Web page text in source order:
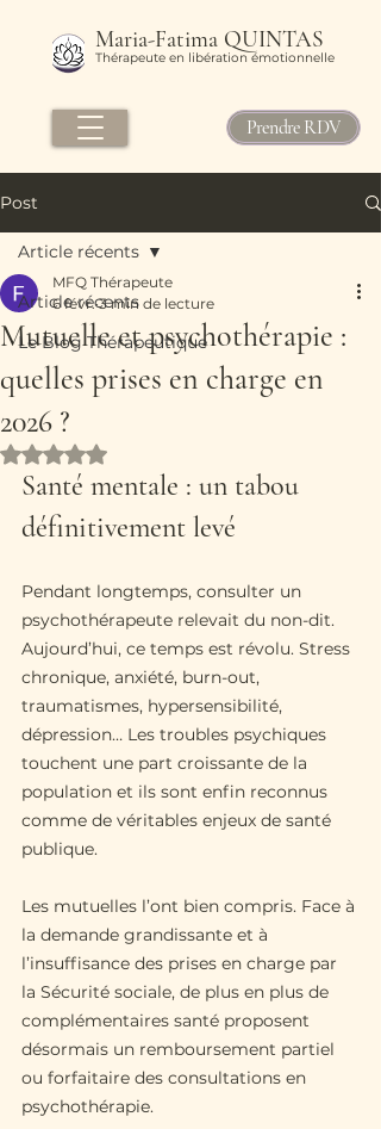
Maria-Fatima QUINTAS
Thérapeute en libération émotionnelle
Prendre RDV
Post
Article récents
Le Blog Thérapeutique
Article récents
Mutuelle et psychothérapie :
quelles prises en charge en
2026 ?
MFQ Thérapeute
6 févr. 3 min de lecture
Noté NaN étoiles sur 5.
Santé mentale : un tabou
définitivement levé
Pendant longtemps, consulter un
psychothérapeute relevait du non-dit.
Aujourd’hui, ce temps est révolu. Stress
chronique, anxiété, burn-out,
traumatismes, hypersensibilité,
dépression… Les troubles psychiques
touchent une part croissante de la
population et ils sont enfin reconnus
comme de véritables enjeux de santé
publique.
Les mutuelles l’ont bien compris. Face à
la demande grandissante et à
l’insuffisance des prises en charge par
la Sécurité sociale, de plus en plus de
complémentaires santé proposent
désormais un remboursement partiel
ou forfaitaire des consultations en
psychothérapie.